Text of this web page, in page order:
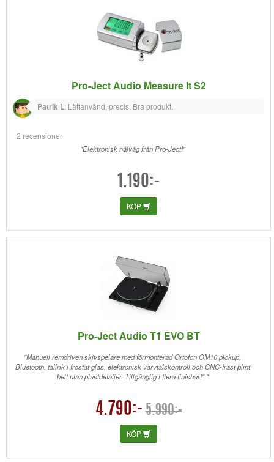
Pro-Ject Audio Measure It S2
Patrik L: Lättanvänd, precis. Bra produkt.
2 recensioner
"Elektronisk nålvåg från Pro-Ject!"
1.190:-
KÖP
Pro-Ject Audio T1 EVO BT
"Manuell remdriven skivspelare med förmonterad Ortofon OM10 pickup,
Bluetooth, tallrik i frostat glas, elektronisk varvtalskontroll och CNC-fräst plint
helt utan plastdetaljer. Tillgänglig i flera finishar!" "
4.790:- 5.990:-
KÖP